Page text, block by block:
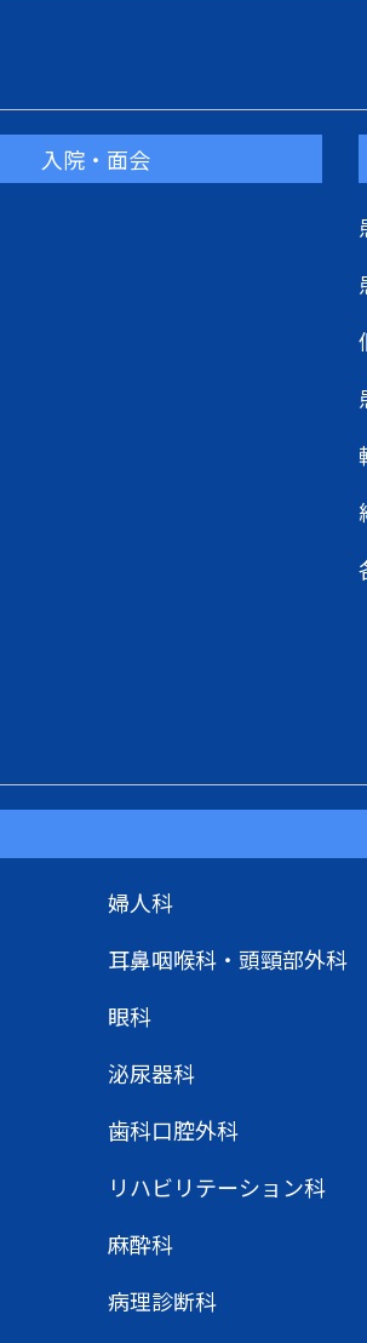
入院・面会
婦人科
耳鼻咽喉科・頭頸部外科
眼科
泌尿器科
歯科口腔外科
リハビリテーション科
麻酔科
病理診断科